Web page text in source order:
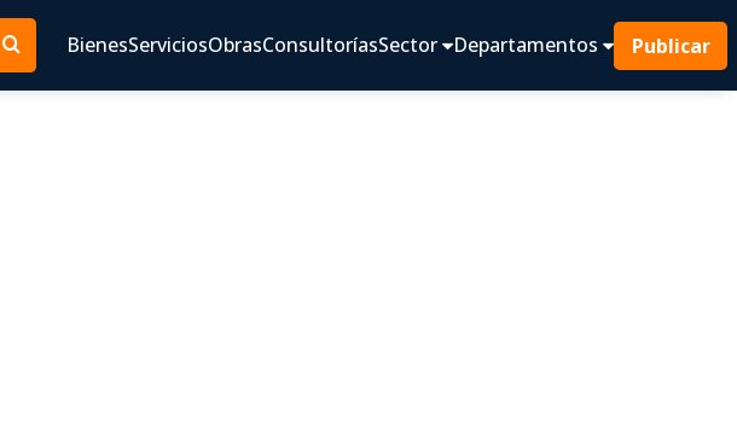
BienesServiciosObrasConsultoríasSector Departamentos Publicar